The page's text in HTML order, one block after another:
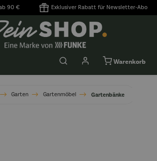
90 € Exklusiver Rabatt für Newsletter-Abo
Warenkorb
Garten Gartenmöbel Gartenbänke